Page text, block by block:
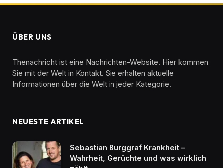
ÜBER UNS
Thenachricht ist eine Nachrichten-Website. Hier kommen
Sie mit der Welt in Kontakt. Sie erhalten aktuelle
Informationen über die Welt in jeder Kategorie.
NEUESTE ARTIKEL
Sebastian Burggraf Krankheit –
Wahrheit, Gerüchte und was wirklich